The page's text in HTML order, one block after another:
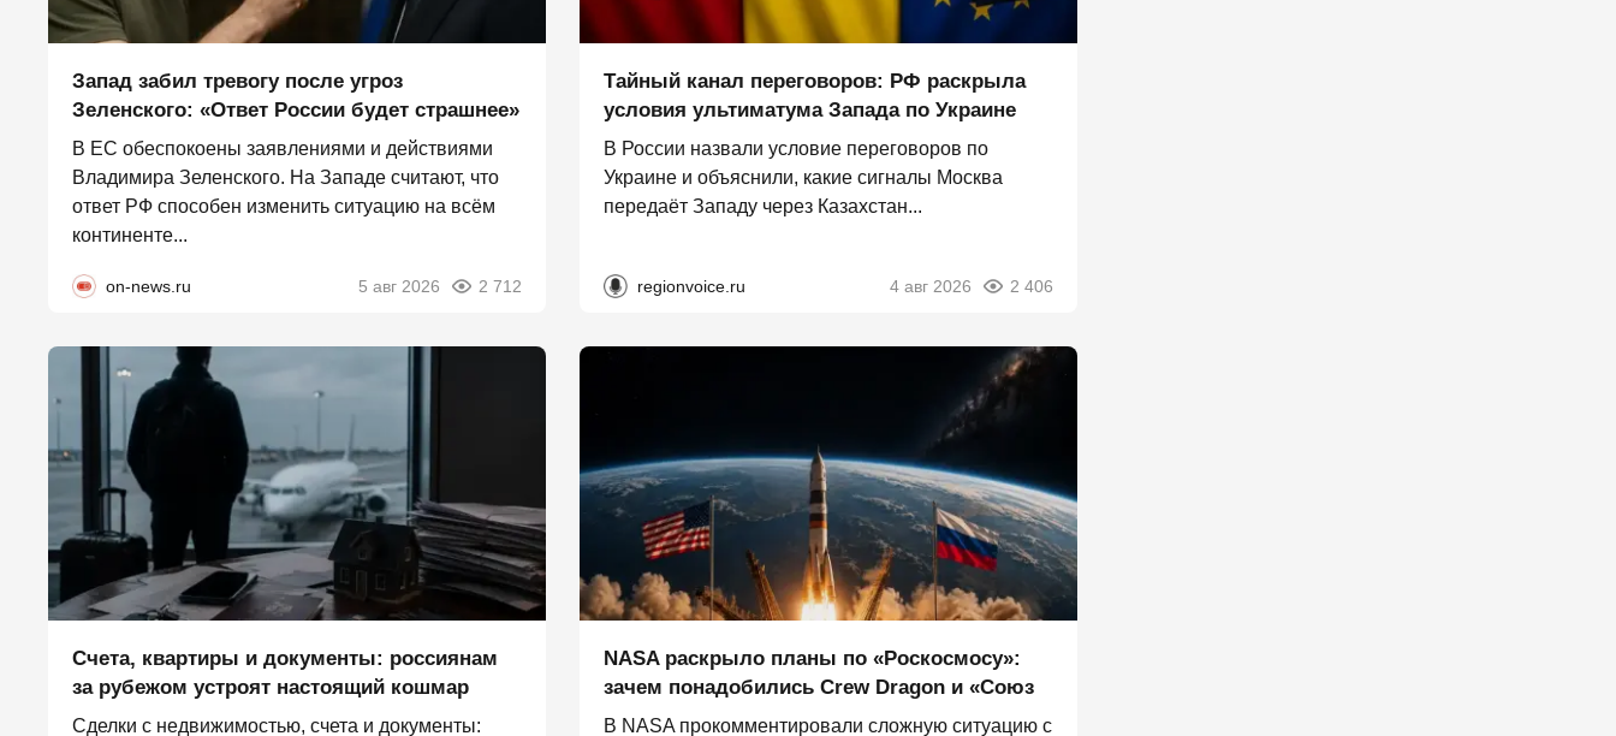
Запад забил тревогу после угроз
Зеленского: «Ответ России будет страшнее»
В ЕС обеспокоены заявлениями и действиями
Владимира Зеленского. На Западе считают, что
ответ РФ способен изменить ситуацию на всём
континенте...
on-news.ru 5 авг 2026 2 712
Тайный канал переговоров: РФ раскрыла
условия ультиматума Запада по Украине
В России назвали условие переговоров по
Украине и объяснили, какие сигналы Москва
передаёт Западу через Казахстан...
regionvoice.ru 4 авг 2026 2 406
Счета, квартиры и документы: россиянам
за рубежом устроят настоящий кошмар
Сделки с недвижимостью, счета и документы:
NASA раскрыло планы по «Роскосмосу»:
зачем понадобились Crew Dragon и «Союз
В NASA прокомментировали сложную ситуацию с